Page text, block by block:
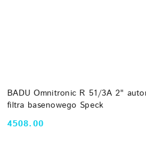
BADU Omnitronic R 51/3A 2"
filtra basenowego Speck
Cena:
4508.00